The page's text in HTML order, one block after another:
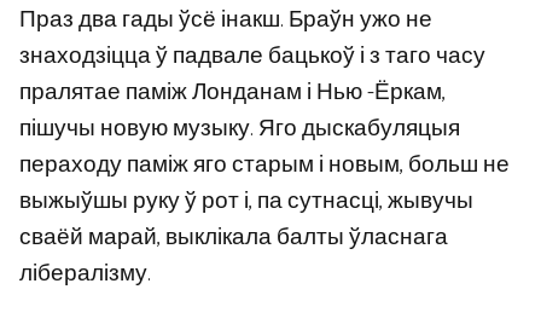
Праз два гады ўсё інакш. Браўн ужо не
знаходзіцца ў падвале бацькоў і з таго часу
пралятае паміж Лонданам і Нью -Ёркам,
пішучы новую музыку. Яго дыскабуляцыя
пераходу паміж яго старым і новым, больш не
выжыўшы руку ў рот і, па сутнасці, жывучы
сваёй марай, выклікала балты ўласнага
лібералізму.